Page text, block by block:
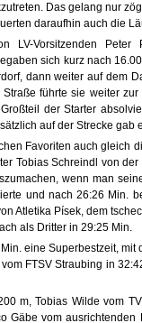
Das gelang nur
daraufhin auch die
LV-Vorsitzenden
sich kurz nach
dann weiter auf dem
führte sie weiter
der Starter
auf der Strecke gab
Favoriten auch gleich
Tobias Schreindl von
wenn man
und nach 26:26 Min.
Atletika Písek, dem
als Dritter in 29:25 Min.
eine Superbestzeit, mit
FTSV Straubing in
m, Tobias Wilde vom
Gäbe vom ausrichtenden